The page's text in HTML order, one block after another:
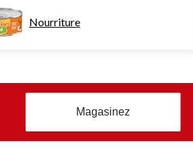
Nourriture
Magasinez